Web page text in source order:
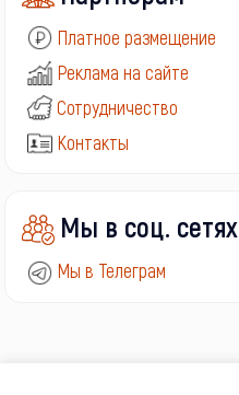
Платное размещение
Реклама на сайте
Сотрудничество
Контакты
Мы в соц. сетях
Мы в Телеграм